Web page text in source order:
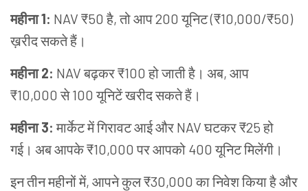
महीना 1: NAV ₹50 है, तो आप 200 यूनिट (₹10,000/₹50)
ख़रीद सकते हैं।
महीना 2: NAV बढ़कर ₹100 हो जाती है। अब, आप
₹10,000 से 100 यूनिटें खरीद सकते हैं।
महीना 3: मार्केट में गिरावट आई और NAV घटकर ₹25 हो
गई। अब आपके ₹10,000 पर आपको 400 यूनिट मिलेंगी।
इन तीन महीनों में, आपने कुल ₹30,000 का निवेश किया है और